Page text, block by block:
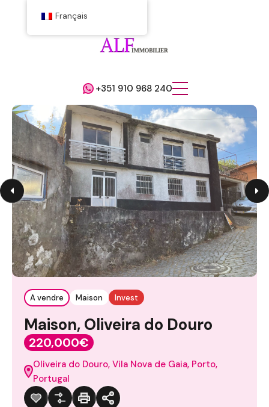
+351 910 968 240
A vendre Maison Invest
Maison, Oliveira do Douro
220,000€
Oliveira do Douro, Vila Nova de Gaia, Porto,
Portugal
Français